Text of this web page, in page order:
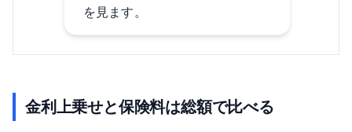
を見ます。
金利上乗せと保険料は総額で比べる